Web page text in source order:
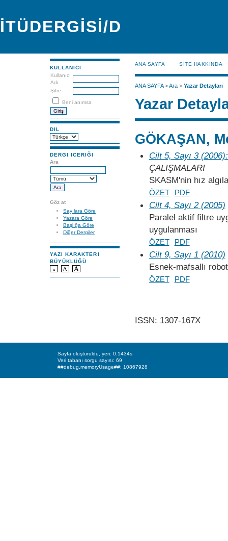
İTÜDERGİSİ/D
KULLANICI
Kullanıcı
Adı
Şifre
Beni anımsa
DIL
DERGI ICERIĞI
Ara
Göz at
Sayılara Göre
Yazara Göre
Başlığa Göre
Diğer Dergiler
YAZI KARAKTERI
BÜYÜKLÜĞÜ
ANA SAYFA SİTE HAKKINDA
ANA SAYFA>Ara> Yazar Detayları
Yazar
GÖKAŞAN,
Cilt 5, Sayı 3
ÇALIŞMALARI
SKASM'nin hız
ÖZET PDF
Cilt 4, Sayı 2 (2005)
Paralel aktif filtre
uygulanması
ÖZET PDF
Cilt 9, Sayı 1 (2010)
Esnek-mafsallı
ÖZET PDF
ISSN: 1307-167X
Sayfa oluşturuldu, yeri: 0.1434s
Veri tabanı sorgu sayısı: 69
##debug.memoryUsage##: 10867928